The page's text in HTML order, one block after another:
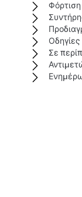
Οδηγίες
Σε